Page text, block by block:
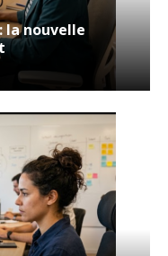
la nouvelle